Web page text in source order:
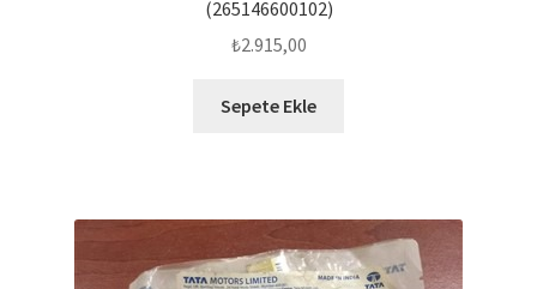
(265146600102)
₺2.915,00
Sepete Ekle